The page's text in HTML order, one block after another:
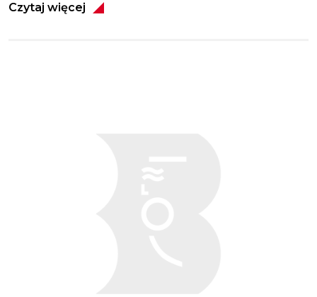
Czytaj więcej